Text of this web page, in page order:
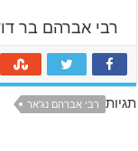
רבי אברהם בר
תגיות רבי אברהם נג'אר